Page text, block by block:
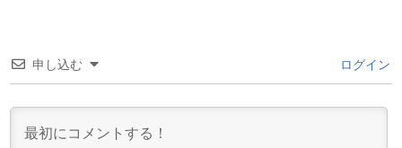
申し込む ログイン